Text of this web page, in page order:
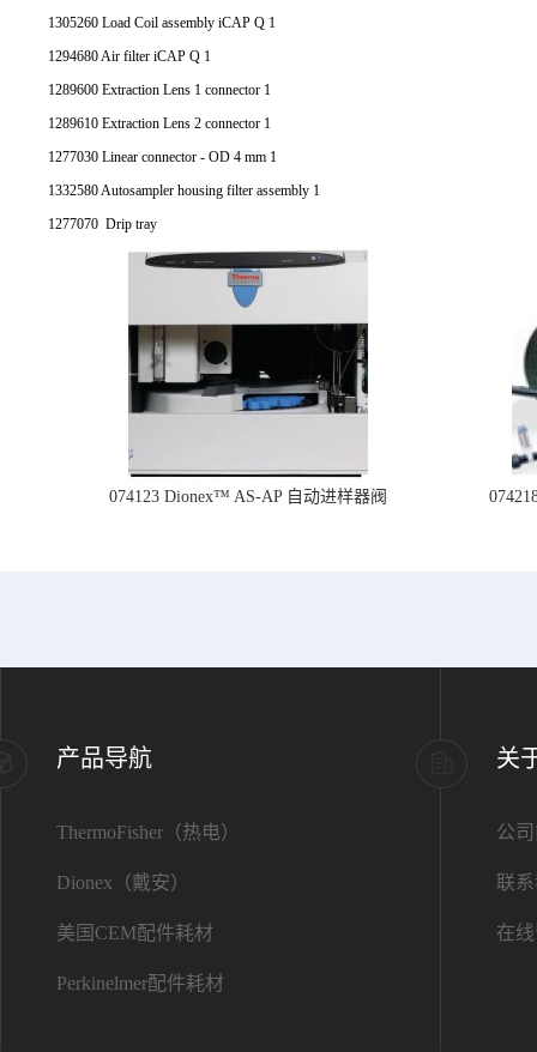
1305260 Load Coil assembly iCAP Q 1
1294680 Air filter iCAP Q 1
1289600 Extraction Lens 1 connector 1
1289610 Extraction Lens 2 connector 1
1277030 Linear connector - OD 4 mm 1
1332580 Autosampler housing filter assembly 1
1277070 Drip tray
074123 Dionex™ AS-AP 自动进样器阀
产品导航
ThermoFisher（热电）
Dionex（戴安）
美国CEM配件耗材
Perkinelmer配件耗材
关
公
联
在